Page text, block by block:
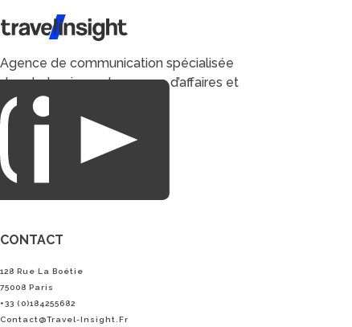
Travel Insight
Agence de communication spécialisée
dans le tourisme du voyage d’affaires et
du loisirs.
CONTACT
128 Rue La Boétie
75008 Paris
+33 (0)184255682
Contact@Travel-Insight.fr